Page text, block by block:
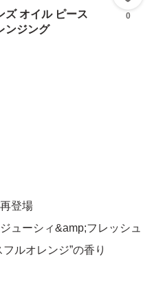
ズ オイル ピース
ンジング
0
再登場
ューシィ&amp;フレッシュ
ルオレンジ”の香り